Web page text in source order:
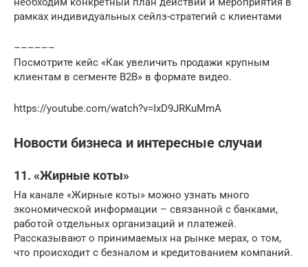
рамках индивидуальных сейлз-стратегий с клиентами
––––––
Посмотрите кейс «Как увеличить продажи крупным
клиентам в сегменте B2B» в формате видео.
https://youtube.com/watch?v=IxD9JRKuMmA
Новости бизнеса и интересные случаи
11. «Жирные коты»
На канале «Жирные коты» можно узнать много
экономической информации – связанной с банками,
работой отдельных организаций и платежей.
Рассказывают о принимаемых на рынке мерах, о том,
что происходит с безналом и кредитованием компаний.